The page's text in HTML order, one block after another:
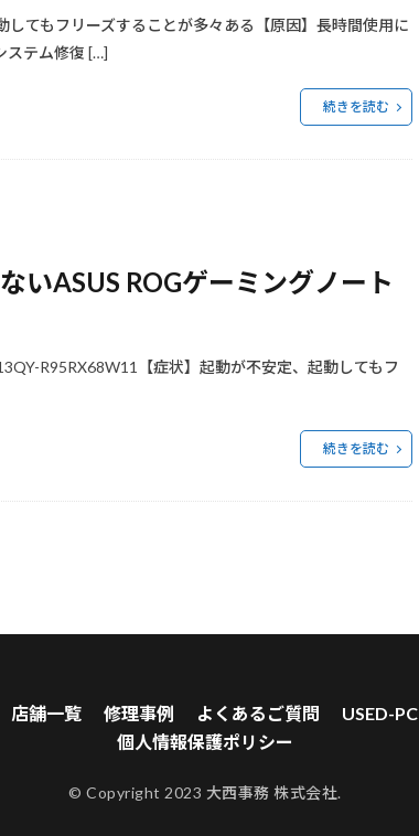
てもフリーズすることが多々ある【原因】長時間使用に
ステム修復 […]
続きを読む
いASUS ROGゲーミングノート
R95RX68W11【症状】起動が不安定、起動してもフ
続きを読む
店舗一覧 修理事例 よくあるご質問 USED-PC
個人情報保護ポリシー
© Copyright 2023 大西事務 株式会社.